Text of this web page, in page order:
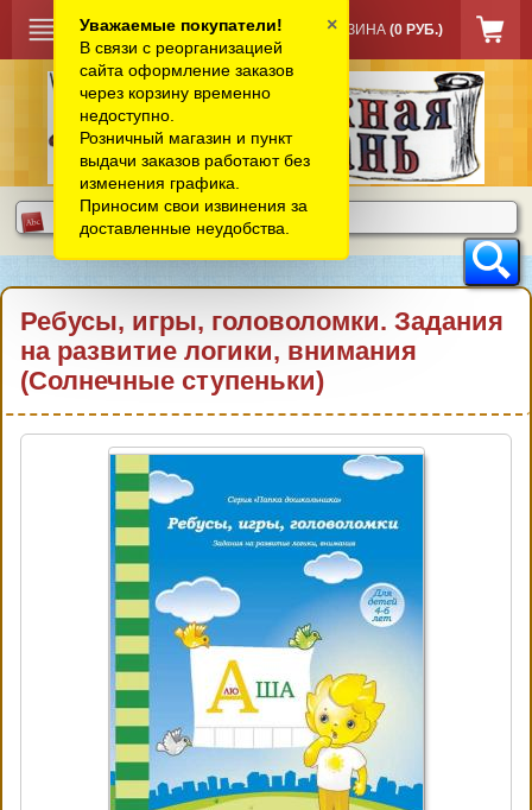
КОРЗИНА (0 РУБ.)
Ребусы, игры, головоломки. Задания
на развитие логики, внимания
(Солнечные ступеньки)
Уважаемые покупатели!
В связи с реорганизацией
сайта оформление заказов
через корзину временно
недоступно.
Розничный магазин и пункт
выдачи заказов работают без
изменения графика.
Приносим свои извинения за
доставленные неудобства.
×